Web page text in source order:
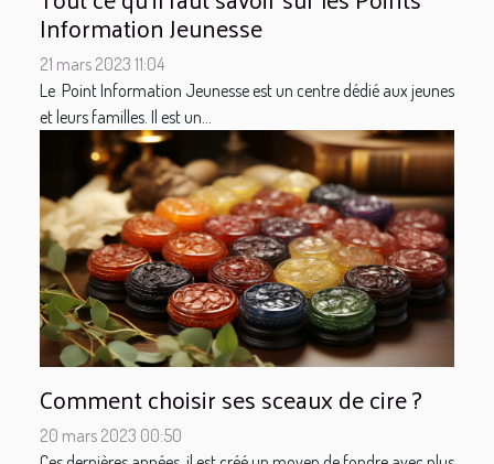
Information Jeunesse
21 mars 2023 11:04
Le Point Information Jeunesse est un centre dédié aux jeunes
et leurs familles. Il est un...
Comment choisir ses sceaux de cire ?
20 mars 2023 00:50